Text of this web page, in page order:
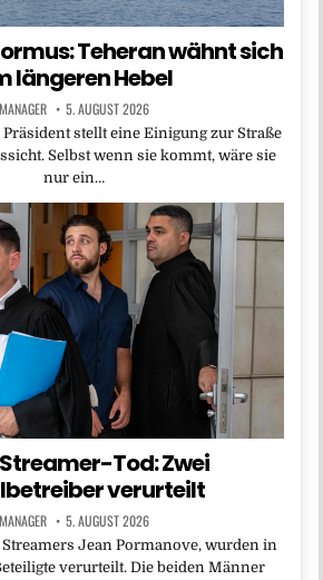
Teheran wähnt sich
längeren Hebel
MANAGER 5. AUGUST 2026
stellt eine Einigung zur Straße
Selbst wenn sie kommt, wäre sie
nur ein…
Tod: Zwei
verurteilt
MANAGER 5. AUGUST 2026
Streamers Jean Pormanove, wurden in
verurteilt. Die beiden Männer